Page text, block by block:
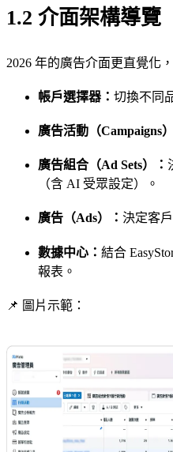
1.2 介面架構導覽
2026 年的廣告介面更直覺化
帳戶選擇器： 切換不同
廣告活動（Campaigns）
廣告組合（Ad Sets）：
（含 AI 受眾設定）。
廣告（Ads）： 決定客
數據中心： 結合
報表。
📌 圖片示範：